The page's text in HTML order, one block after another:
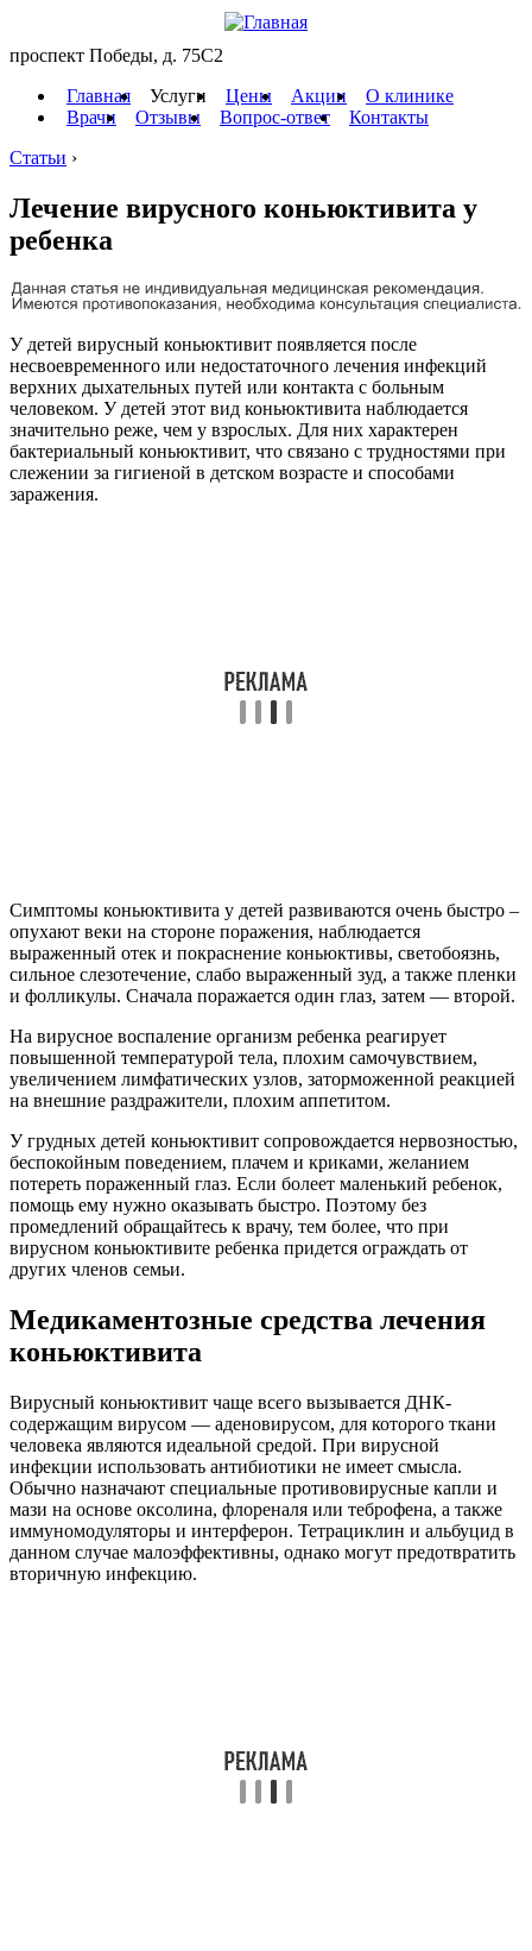
проспект Победы, д. 75C2
Главная
Услуги Цены Акции
О клинике
Врачи
Отзывы Вопрос-ответ
Контакты
Статьи ›
Лечение вирусного коньюктивита у
ребенка
У детей вирусный коньюктивит появляется после
несвоевременного или недостаточного лечения инфекций
верхних дыхательных путей или контакта с больным
человеком. У детей этот вид коньюктивита наблюдается
значительно реже, чем у взрослых. Для них характерен
бактериальный коньюктивит, что связано с трудностями при
слежении за гигиеной в детском возрасте и способами
заражения.
Симптомы коньюктивита у детей развиваются очень быстро –
опухают веки на стороне поражения, наблюдается
выраженный отек и покраснение коньюктивы, светобоязнь,
сильное слезотечение, слабо выраженный зуд, а также пленки
и фолликулы. Сначала поражается один глаз, затем — второй.
На вирусное воспаление организм ребенка реагирует
повышенной температурой тела, плохим самочувствием,
увеличением лимфатических узлов, заторможенной реакцией
на внешние раздражители, плохим аппетитом.
У грудных детей коньюктивит сопровождается нервозностью,
беспокойным поведением, плачем и криками, желанием
потереть пораженный глаз. Если болеет маленький ребенок,
помощь ему нужно оказывать быстро. Поэтому без
промедлений обращайтесь к врачу, тем более, что при
вирусном коньюктивите ребенка придется ограждать от
других членов семьи.
Медикаментозные средства лечения
коньюктивита
Вирусный коньюктивит чаще всего вызывается ДНК-
содержащим вирусом — аденовирусом, для которого ткани
человека являются идеальной средой. При вирусной
инфекции использовать антибиотики не имеет смысла.
Обычно назначают специальные противовирусные капли и
мази на основе оксолина, флореналя или теброфена, а также
иммуномодуляторы и интерферон. Тетрациклин и альбуцид в
данном случае малоэффективны, однако могут предотвратить
вторичную инфекцию.